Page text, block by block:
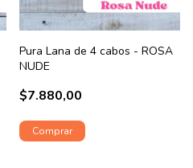
Pura Lana de 4 cabos - ROSA
NUDE
$7.880,00